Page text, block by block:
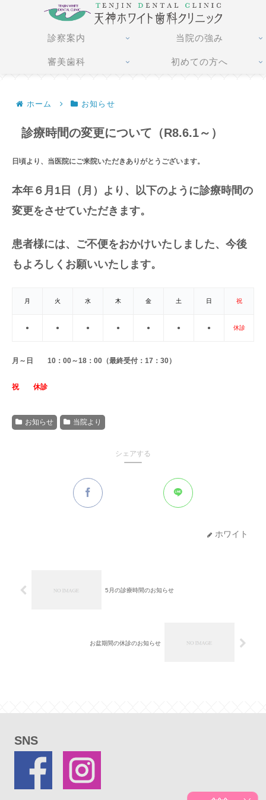
診察案内 当院の強み
審美歯科 初めての方へ
ホーム お知らせ
診療時間の変更について（R8.6.1～）
日頃より、当医院にご来院いただきありがとうございます。
本年６月1日（月）より、以下のように診療時間の
変更をさせていただきます。
患者様には、ご不便をおかけいたしました、今後
もよろしくお願いいたします。
月 火 水 木 金 土 日 祝
● ● ● ● ● ● ● 休診
月～日 10：00～18：00（最終受付：17：30）
祝 休診
お知らせ 当院より
シェアする
ホワイト
5月の診療時間のお知らせ
お盆期間の休診のお知らせ
SNS